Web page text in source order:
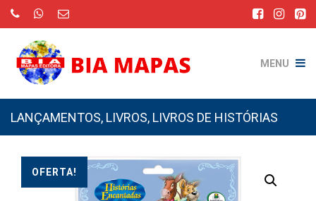
MENU
LANÇAMENTOS, LIVROS, LIVROS DE HISTÓRIAS
OFERTA!